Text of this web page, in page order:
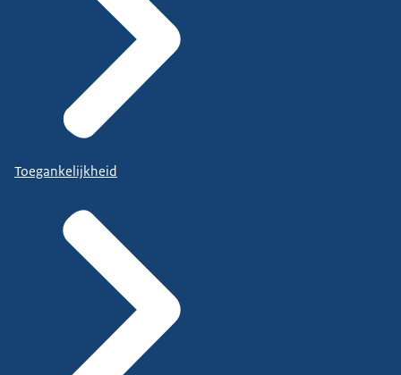
Toegankelijkheid